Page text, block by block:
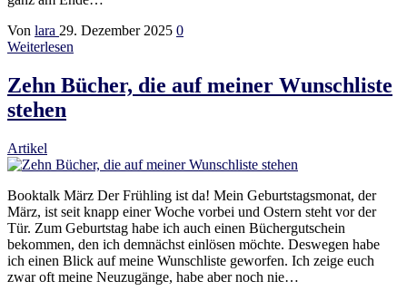
Von lara 29. Dezember 2025 0
Weiterlesen
Zehn Bücher, die auf meiner Wunschliste
stehen
Artikel
Booktalk März Der Frühling ist da! Mein Geburtstagsmonat, der
März, ist seit knapp einer Woche vorbei und Ostern steht vor der
Tür. Zum Geburtstag habe ich auch einen Büchergutschein
bekommen, den ich demnächst einlösen möchte. Deswegen habe
ich einen Blick auf meine Wunschliste geworfen. Ich zeige euch
zwar oft meine Neuzugänge, habe aber noch nie…